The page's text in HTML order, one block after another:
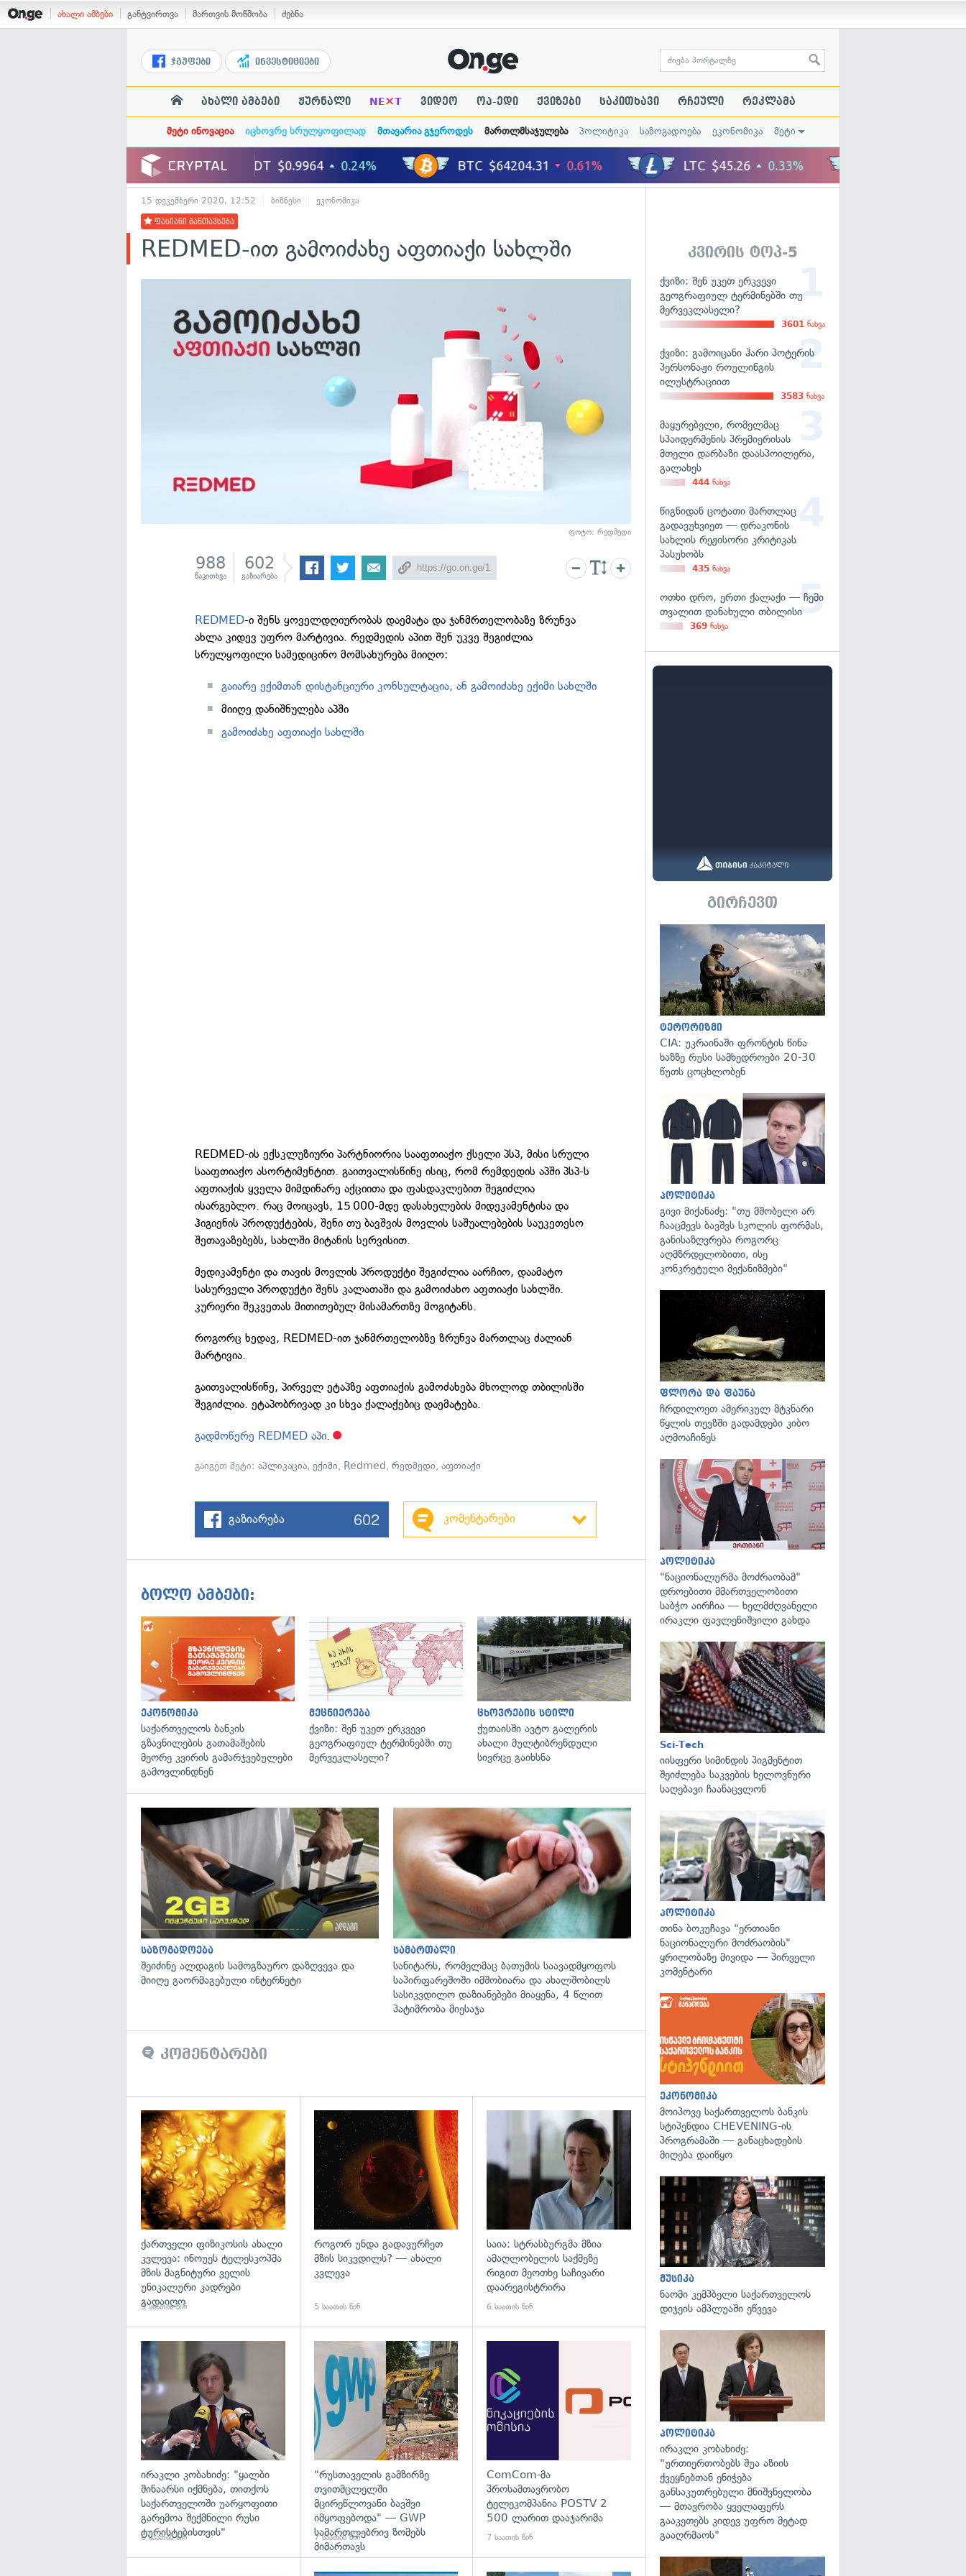
ახალი ამბები განტვირთვა მართვის მოწმობა ძებნა
ჯგუფები ინვესტიციები
ახალი ამბები ჟურნალი NE×T ვიდეო ოპ-ედი ქვიზები საკითხავი რჩეული რეკლამა
მეტი ინოვაცია იცხოვრე სრულყოფილად მთავარია გჯეროდეს მართლმსაჯულება პოლიტიკა საზოგადოება ეკონომიკა მეტი
15 დეკემბერი 2020, 12:52 ბიზნესი ეკონომიკა
ფასიანი განთავსება
REDMED-ით გამოიძახე აფთიაქი სახლში
ფოტო: რედმედი
988
წაკითხვა
602
გაზიარება
REDMED-ი შენს ყოველდღიურობას დაემატა და ჯანმრთელობაზე ზრუნვა
ახლა კიდევ უფრო მარტივია. რედმედის აპით შენ უკვე შეგიძლია
სრულყოფილი სამედიცინო მომსახურება მიიღო:
გაიარე ექიმთან დისტანციური კონსულტაცია, ან გამოიძახე ექიმი სახლში
მიიღე დანიშნულება აპში
გამოიძახე აფთიაქი სახლში
REDMED-ის ექსკლუზიური პარტნიორია სააფთიაქო ქსელი პსპ, მისი სრული
სააფთიაქო ასორტიმენტით. გაითვალისწინე ისიც, რომ რემდედის აპში პსპ-ს
აფთიაქის ყველა მიმდინარე აქციითა და ფასდაკლებით შეგიძლია
ისარგებლო. რაც მოიცავს, 15 000-მდე დასახელების მიდეკამენტისა და
ჰიგიენის პროდუქტების, შენი თუ ბავშვის მოვლის საშუალებების საუკეთესო
შეთავაზებებს, სახლში მიტანის სერვისით.
მედიკამენტი და თავის მოვლის პროდუქტი შეგიძლია აარჩიო, დაამატო
სასურველი პროდუქტი შენს კალათაში და გამოიძახო აფთიაქი სახლში.
კურიერი შეკვეთას მითითებულ მისამართზე მოგიტანს.
როგორც ხედავ, REDMED-ით ჯანმრთელობზე ზრუნვა მართლაც ძალიან
მარტივია.
გაითვალისწინე, პირველ ეტაპზე აფთიაქის გამოძახება მხოლოდ თბილისში
შეგიძლია. ეტაპობრივად კი სხვა ქალაქებიც დაემატება.
გადმოწერე REDMED აპი.
გაიგეთ მეტი:აპლიკაცია,ექიმი, Redmed,რედმედი,აფთიაქი
გაზიარება 602 კომენტარები
ბოლო ამბები:
ეკონომიკა
საქართველოს ბანკის
გზავნილების გათამაშების
მეორე კვირის გამარჯვებულები
გამოვლინდნენ
მეცნიერება
ქვიზი: შენ უკეთ ერკვევი
გეოგრაფიულ ტერმინებში თუ
მერვეკლასელი?
ცხოვრების სტილი
ქუთაისში ავტო გალერის
ახალი მულტიბრენდული
სივრცე გაიხსნა
საზოგადოება
შეიძინე ალდაგის სამოგზაურო დაზღვევა და
მიიღე გაორმაგებული ინტერნეტი
გადახედვა
სამართალი
სანიტარს, რომელმაც ბათუმის საავადმყოფოს
საპირფარეშოში იმშობიარა და ახალშობილს
სასიკვდილო დაზიანებები მიაყენა, 4 წლით
პატიმრობა მიესაჯა
კომენტარები
გადახედვა
ქართველი ფიზიკოსის ახალი
კვლევა: ინოუეს ტელესკოპმა
მზის მაგნიტური ველის
უნიკალური კადრები
გადაიღო
3 საათის წინ
როგორ უნდა გადავურჩეთ
მზის სიკვდილს? — ახალი
კვლევა
5 საათის წინ
გადახედვა
საია: სტრასბურგმა მზია
ამაღლობელის საქმეზე
რიგით მეოთხე საჩივარი
დაარეგისტრირა
6 საათის წინ
გადახედვა
ირაკლი კობახიძე: "ყალბი
შინაარსი იქმნება, თითქოს
საქართველოში უარყოფითი
გარემოა შექმნილი რუსი
ტურისტებისთვის"
6 საათის წინ
"რუსთაველის გამზირზე
თვითმცლელში
მცირეწლოვანი ბავშვი
იმყოფებოდა" — GWP
სამართლებრივ ზომებს
მიმართავს
7 საათის წინ
გადახედვა
ComCom-მა
პროსამთავრობო
ტელეკომპანია POSTV 2
500 ლარით დააჯარიმა
7 საათის წინ
კვირის ტოპ-5
ქვიზი: შენ უკეთ ერკვევი
გეოგრაფიულ ტერმინებში თუ
მერვეკლასელი?
3601 ნახვა
ქვიზი: გამოიცანი ჰარი პოტერის
პერსონაჟი როულინგის
ილუსტრაციით
3583 ნახვა
მაყურებელი, რომელმაც
სპაიდერმენის პრემიერისას
მთელი დარბაზი დაასპოილერა,
გალახეს
444 ნახვა
წიგნიდან ცოტათი მართლაც
გადავუხვიეთ — დრაკონის
სახლის რეჟისორი კრიტიკას
პასუხობს
435 ნახვა
ოთხი დრო, ერთი ქალაქი — ჩემი
თვალით დანახული თბილისი
369 ნახვა
გირჩევთ
ტერორიზმი
CIA: უკრაინაში ფრონტის წინა
ხაზზე რუსი სამხედროები 20-30
წუთს ცოცხლობენ
პოლიტიკა
გივი მიქანაძე: "თუ მშობელი არ
ჩააცმევს ბავშვს სკოლის ფორმას,
განისაზღვრება როგორც
აღმზრდელობითი, ისე
კონკრეტული მექანიზმები"
ფლორა და ფაუნა
ჩრდილოეთ ამერიკულ მტკნარი
წყლის თევზში გადამდები კიბო
აღმოაჩინეს
პოლიტიკა
"ნაციონალურმა მოძრაობამ"
დროებითი მმართველობითი
საბჭო აირჩია — ხელმძღვანელი
ირაკლი ფავლენიშვილი გახდა
Sci-Tech
იისფერი სიმინდის პიგმენტით
შეიძლება საკვების ხელოვნური
საღებავი ჩაანაცვლონ
პოლიტიკა
თინა ბოკუჩავა "ერთიანი
ნაციონალური მოძრაობის"
ყრილობაზე მივიდა — პირველი
კომენტარი
ეკონომიკა
მოიპოვე საქართველოს ბანკის
სტიპენდია CHEVENING-ის
პროგრამაში — განაცხადების
მიღება დაიწყო
მუსიკა
ნაომი კემპბელი საქართველოს
დიჯეის ამპლუაში ეწვევა
პოლიტიკა
ირაკლი კობახიძე:
"ურთიერთობებს შუა აზიის
ქვეყნებთან ენიჭება
განსაკუთრებული მნიშვნელობა
— მთავრობა ყველაფერს
გააკეთებს კიდევ უფრო მეტად
გააღრმაოს"